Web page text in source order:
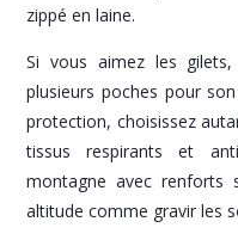
zippé en laine.
Si vous aimez les
plusieurs poches pour
protection, choisissez
tissus respirants et
montagne avec renforts
altitude comme gravir les